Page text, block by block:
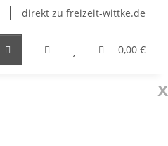
direkt zu freizeit-wittke.de
0,00 €
Heizungen für Ihren
x